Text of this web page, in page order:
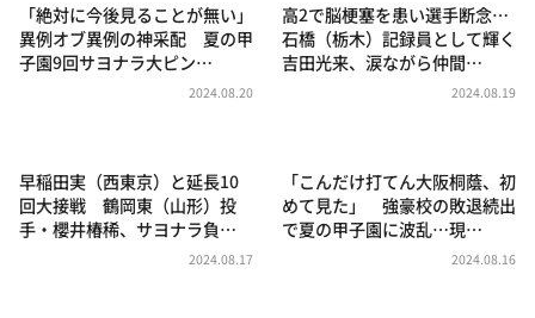
朝だ！生です旅サラダ
教えて！ニュースライブ 正義のミカタ
ポツンと一軒家
ザキ山小屋本館
「絶対に今後見ることが無い」
異例オブ異例の神采配 夏の甲
子園9回サヨナラ大ピン…
2024.08.20
高2で脳梗塞を患い選手断念…
石橋（栃木）記録員として輝く
吉田光来、涙ながら仲間…
2024.08.19
早稲田実（西東京）と延長10
回大接戦 鶴岡東（山形）投
手・櫻井椿稀、サヨナラ負…
2024.08.17
「こんだけ打てん大阪桐蔭、初
めて見た」 強豪校の敗退続出
で夏の甲子園に波乱…現…
2024.08.16